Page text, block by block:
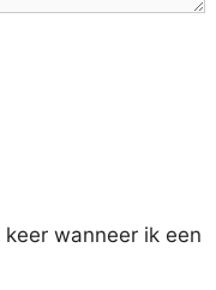
wanneer ik een